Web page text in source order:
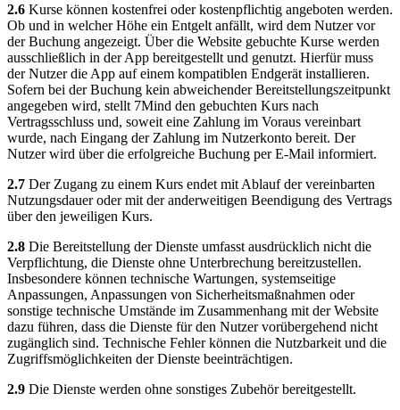
2.6 Kurse können kostenfrei oder kostenpflichtig angeboten werden.
Ob und in welcher Höhe ein Entgelt anfällt, wird dem Nutzer vor
der Buchung angezeigt. Über die Website gebuchte Kurse werden
ausschließlich in der App bereitgestellt und genutzt. Hierfür muss
der Nutzer die App auf einem kompatiblen Endgerät installieren.
Sofern bei der Buchung kein abweichender Bereitstellungszeitpunkt
angegeben wird, stellt 7Mind den gebuchten Kurs nach
Vertragsschluss und, soweit eine Zahlung im Voraus vereinbart
wurde, nach Eingang der Zahlung im Nutzerkonto bereit. Der
Nutzer wird über die erfolgreiche Buchung per E-Mail informiert.
2.7 Der Zugang zu einem Kurs endet mit Ablauf der vereinbarten
Nutzungsdauer oder mit der anderweitigen Beendigung des Vertrags
über den jeweiligen Kurs.
2.8 Die Bereitstellung der Dienste umfasst ausdrücklich nicht die
Verpflichtung, die Dienste ohne Unterbrechung bereitzustellen.
Insbesondere können technische Wartungen, systemseitige
Anpassungen, Anpassungen von Sicherheitsmaßnahmen oder
sonstige technische Umstände im Zusammenhang mit der Website
dazu führen, dass die Dienste für den Nutzer vorübergehend nicht
zugänglich sind. Technische Fehler können die Nutzbarkeit und die
Zugriffsmöglichkeiten der Dienste beeinträchtigen.
2.9 Die Dienste werden ohne sonstiges Zubehör bereitgestellt.